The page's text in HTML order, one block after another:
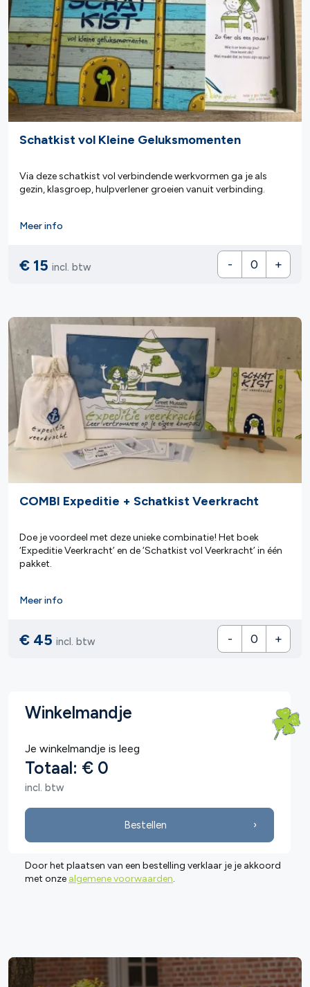
Schatkist vol Kleine Geluksmomenten
Via deze schatkist vol verbindende werkvormen ga je als
gezin, klasgroep, hulpverlener groeien vanuit verbinding.
Meer info
€ 15 incl. btw - +
COMBI Expeditie + Schatkist Veerkracht
Doe je voordeel met deze unieke combinatie! Het boek
‘Expeditie Veerkracht’ en de ‘Schatkist vol Veerkracht’ in één
pakket.
Meer info
€ 45 incl. btw - +
Winkelmandje
Je winkelmandje is leeg
Totaal: € 0
incl. btw
Bestellen
Door het plaatsen van een bestelling verklaar je je akkoord
met onze algemene voorwaarden.